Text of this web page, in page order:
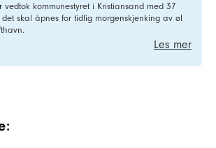
kommunestyret i Kristiansand med 37
skal åpnes for tidlig morgenskjenking av øl
Les mer